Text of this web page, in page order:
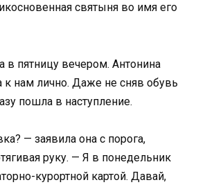
святыня во имя его
в пятницу вечером. Антонина
нам лично. Даже не сняв обувь
пошла в наступление.
— заявила она с порога,
руку. — Я в понедельник
курортной картой. Давай,